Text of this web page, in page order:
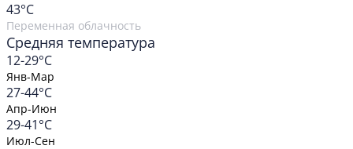
43°C
Переменная облачность
Средняя температура
12-29°C
Янв-Мар
27-44°C
Апр-Июн
29-41°C
Июл-Сен